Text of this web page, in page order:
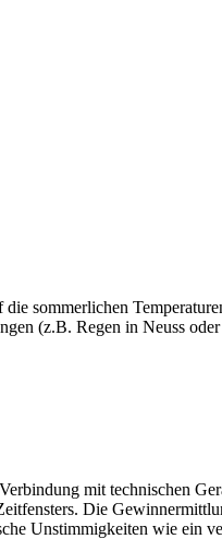
sommerlichen
(z.B. Regen in Neuss
mit technischen
Die
Unstimmigkeiten wie ein